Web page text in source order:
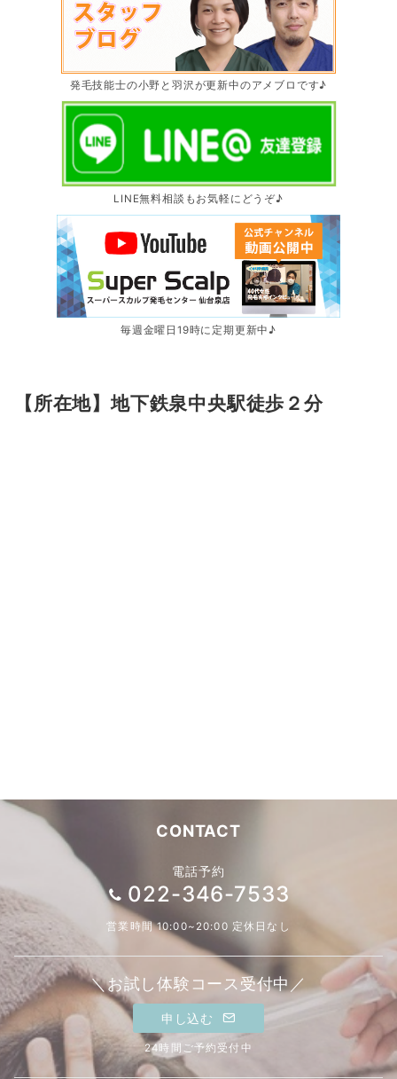
発毛技能士の小野と羽沢が更新中のアメブロです♪
LINE無料相談もお気軽にどうぞ♪
毎週金曜日19時に定期更新中♪
【所在地】地下鉄泉中央駅徒歩２分
CONTACT
電話予約
022-346-7533
営業時間 10:00~20:00 定休日なし
＼お試し体験コース受付中／
申し込む
24時間ご予約受付中